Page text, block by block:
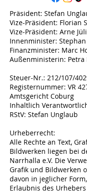
Präsident: Stefan
Vize-Präsident: Florian
Vize-Präsident: Arne
Innenminister: Stephan
Finanzminister: Marc
Außenministerin: Petra
Steuer-Nr.: 212/107/
Registernummer: VR
Amtsgericht Coburg
Inhaltlich
RStV: Stefan Unglaub
Urheberrecht:
Alle Rechte an Text,
Bildwerken liegen bei
Narrhalla e.V. Die
Grafik und Bildwerken
davon in jeglicher
Erlaubnis des Urhebers